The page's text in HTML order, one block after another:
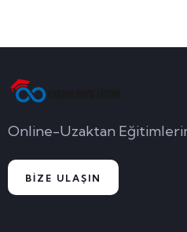
Online-Uzaktan
BİZE ULAŞIN